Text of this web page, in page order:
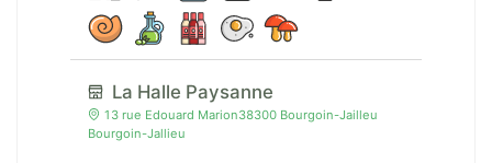
La Halle Paysanne
13 rue Edouard Marion38300 Bourgoin-Jailleu
Bourgoin-Jallieu